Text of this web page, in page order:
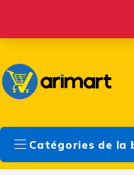
Profitez de la Livraison
Catégories de la